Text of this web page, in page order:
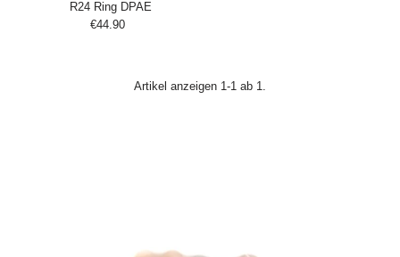
R24 Ring DPAE
Regulärer
€44.90
Artikel anzeigen 1-1 ab 1.